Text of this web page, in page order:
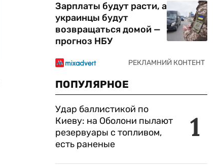
Зарплаты будут расти, а
украинцы будут
возвращаться домой —
прогноз НБУ
ПОПУЛЯРНОЕ
1
Удар баллистикой по
Киеву: на Оболони пылают
резервуары с топливом,
есть раненые